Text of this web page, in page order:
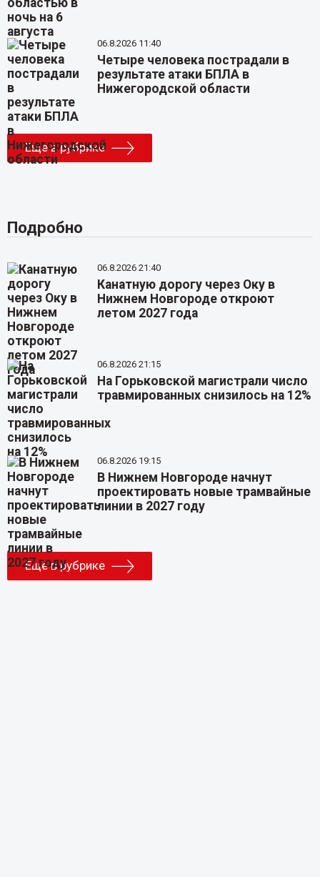
06.8.2026 11:40
Четыре человека пострадали в
результате атаки БПЛА в
Нижегородской области
Еще в рубрике
Подробно
06.8.2026 21:40
Канатную дорогу через Оку в
Нижнем Новгороде откроют
летом 2027 года
06.8.2026 21:15
На Горьковской магистрали число
травмированных снизилось на 12%
06.8.2026 19:15
В Нижнем Новгороде начнут
проектировать новые трамвайные
линии в 2027 году
Еще в рубрике